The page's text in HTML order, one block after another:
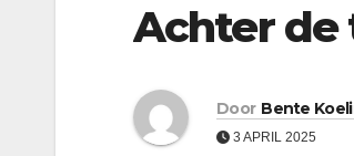
Achter de
Door Bente
3 APRIL 2025